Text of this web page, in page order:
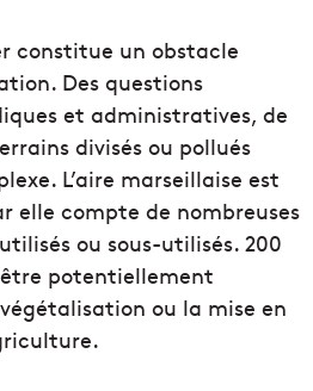
constitue un obstacle
Des questions
et administratives, de
divisés ou pollués
L’aire marseillaise est
elle compte de nombreuses
ou sous-utilisés. 200
potentiellement
ou la mise en